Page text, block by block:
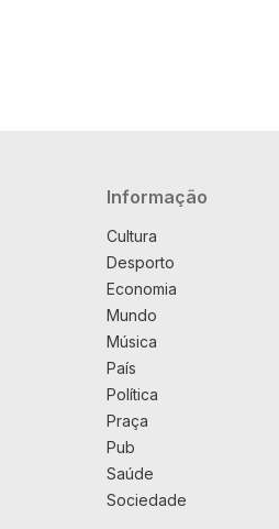
Navegação
Informação
Cultura
Desporto
Economia
Mundo
Música
País
Política
Praça
Pub
Saúde
Sociedade